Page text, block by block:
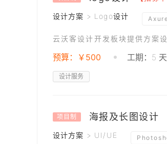
设计方案 > Logo设计
云沃客设计开发板块提供方案
预算：￥500 工期：5 天
设计服务
项目制 海报及长图设计
设计方案 > UI/UE